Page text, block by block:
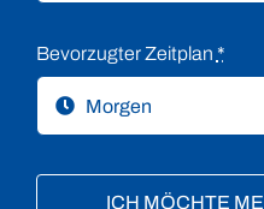
Bevorzugter Zeitplan *
ICH MÖCHTE